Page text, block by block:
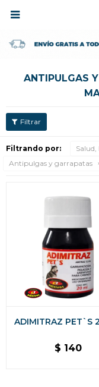

ANTIPULGAS
Filtrando por:
Antipulgas y garrapatas
ADIMITRAZ PET`S
$ 140